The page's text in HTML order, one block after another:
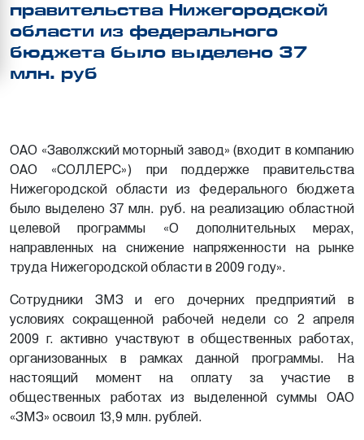
правительства Нижегородской
области из федерального
бюджета было выделено 37
млн. руб
ОАО «Заволжский моторный завод» (входит в компанию
ОАО «СОЛЛЕРС») при поддержке правительства
Нижегородской области из федерального бюджета
было выделено 37 млн. руб. на реализацию областной
целевой программы «О дополнительных мерах,
направленных на снижение напряженности на рынке
труда Нижегородской области в 2009 году».
Сотрудники ЗМЗ и его дочерних предприятий в
условиях сокращенной рабочей недели со 2 апреля
2009 г. активно участвуют в общественных работах,
организованных в рамках данной программы. На
настоящий момент на оплату за участие в
общественных работах из выделенной суммы ОАО
«ЗМЗ» освоил 13,9 млн. рублей.